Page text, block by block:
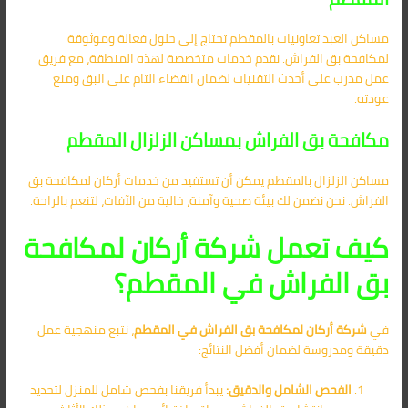
مساكن العبد تعاونيات بالمقطم تحتاج إلى حلول فعالة وموثوقة
لمكافحة بق الفراش. نقدم خدمات متخصصة لهذه المنطقة، مع فريق
عمل مدرب على أحدث التقنيات لضمان القضاء التام على البق ومنع
عودته.
مكافحة بق الفراش بمساكن الزلزال المقطم
مساكن الزلزال بالمقطم يمكن أن تستفيد من خدمات أركان لمكافحة بق
الفراش. نحن نضمن لك بيئة صحية وآمنة، خالية من الآفات، لتنعم بالراحة.
كيف تعمل شركة أركان لمكافحة
بق الفراش في المقطم؟
فيشركة أركان لمكافحة بق الفراش في المقطم، نتبع منهجية عمل
دقيقة ومدروسة لضمان أفضل النتائج:
الفحص الشامل والدقيق:يبدأ فريقنا بفحص شامل للمنزل لتحديد